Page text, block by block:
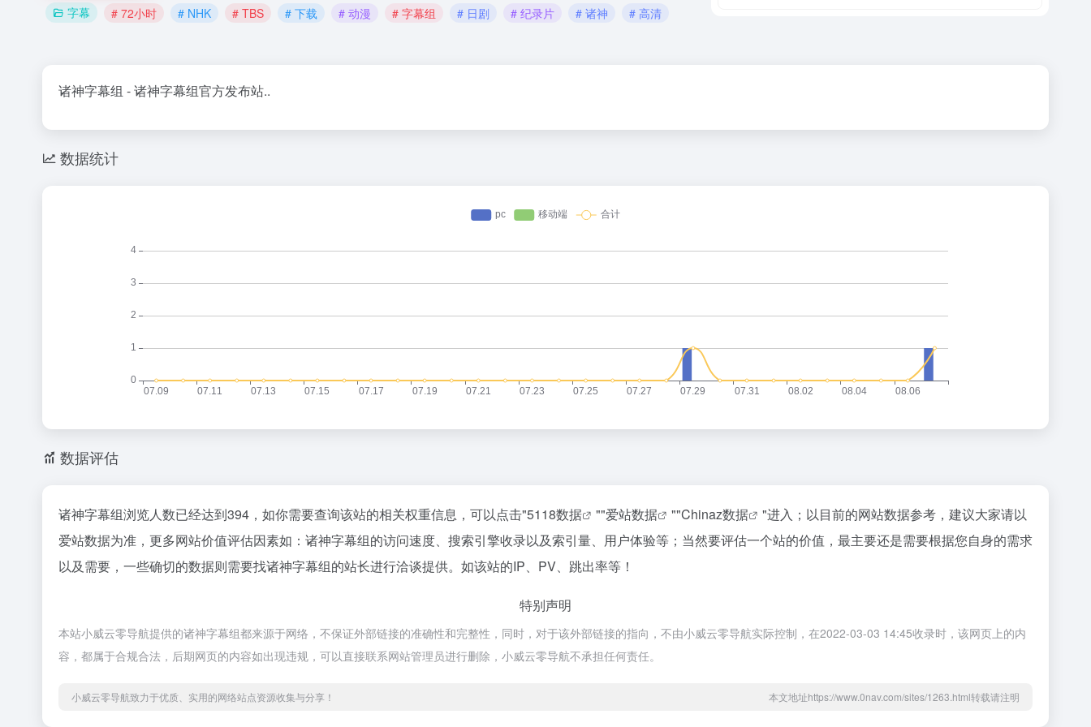
字幕 # 72小时 # NHK # TBS # 下载 # 动漫 # 字幕组 # 日剧 # 纪录片 # 诸神 # 高清
诸神字幕组 - 诸神字幕组官方发布站..
数据统计
数据评估
诸神字幕组浏览人数已经达到394，如你需要查询该站的相关权重信息，可以点击"5118数据 ""爱站数据 ""Chinaz数据
"进入；以目前的网站数据参考，建议大家请以
爱站数据为准，更多网站价值评估因素如：诸神字幕组的访问速度、搜索引擎收录以及索引量、用户体验等；当然要评估一个站的价值，最主要还是需要根据您自身的需求
以及需要，一些确切的数据则需要找诸神字幕组的站长进行洽谈提供。如该站的IP、PV、跳出率等！
特别声明
本站小威云零导航提供的诸神字幕组都来源于网络，不保证外部链接的准确性和完整性，同时，对于该外部链接的指向，不由小威云零导航实际控制，在2022-03-03 14:45收录时，该网页上的内
容，都属于合规合法，后期网页的内容如出现违规，可以直接联系网站管理员进行删除，小威云零导航不承担任何责任。
小威云零导航致力于优质、实用的网络站点资源收集与分享！ 本文地址https://www.0nav.com/sites/1263.html转载请注明